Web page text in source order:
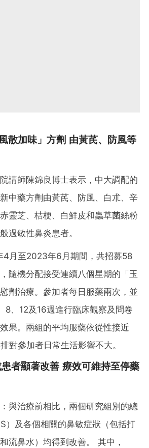
散加味」方劑 由黃芪、防風等
講師陳錦良博士表示，中大調配的
新中藥方劑由黃芪、防風、白朮、辛
靈芝、桔梗、白鮮皮和蟲草菌絲粉
過敏性鼻炎患者。
4月至2023年6月期間，共招募58
隨機分配接受連續八個星期的「玉
劑治療。參加者每日服藥兩次，並
8、12及16週進行臨床觀察及問卷
果。兩組的平均服藥依從性接近
對參加者日常生活影響不大。
者顯著改善 療效可維持至停藥
與治療前相比，兩個研究組別的總
）及各個相關的鼻敏症狀（包括打
流鼻水）均得到改善。 其中，